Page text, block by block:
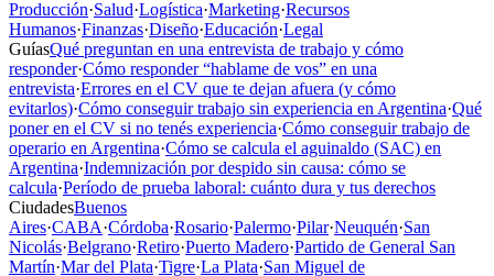
Producción·Salud·Logística·Marketing·Recursos
Humanos·Finanzas·Diseño·Educación·Legal
GuíasQué preguntan en una entrevista de trabajo y cómo
responder·Cómo responder “hablame de vos” en una
entrevista·Errores en el CV que te dejan afuera (y cómo
evitarlos)·Cómo conseguir trabajo sin experiencia en Argentina·Qué
poner en el CV si no tenés experiencia·Cómo conseguir trabajo de
operario en Argentina·Cómo se calcula el aguinaldo (SAC) en
Argentina·Indemnización por despido sin causa: cómo se
calcula·Período de prueba laboral: cuánto dura y tus derechos
CiudadesBuenos
Aires·CABA·Córdoba·Rosario·Palermo·Pilar·Neuquén·San
Nicolás·Belgrano·Retiro·Puerto Madero·Partido de General San
Martín·Mar del Plata·Tigre·La Plata·San Miguel de